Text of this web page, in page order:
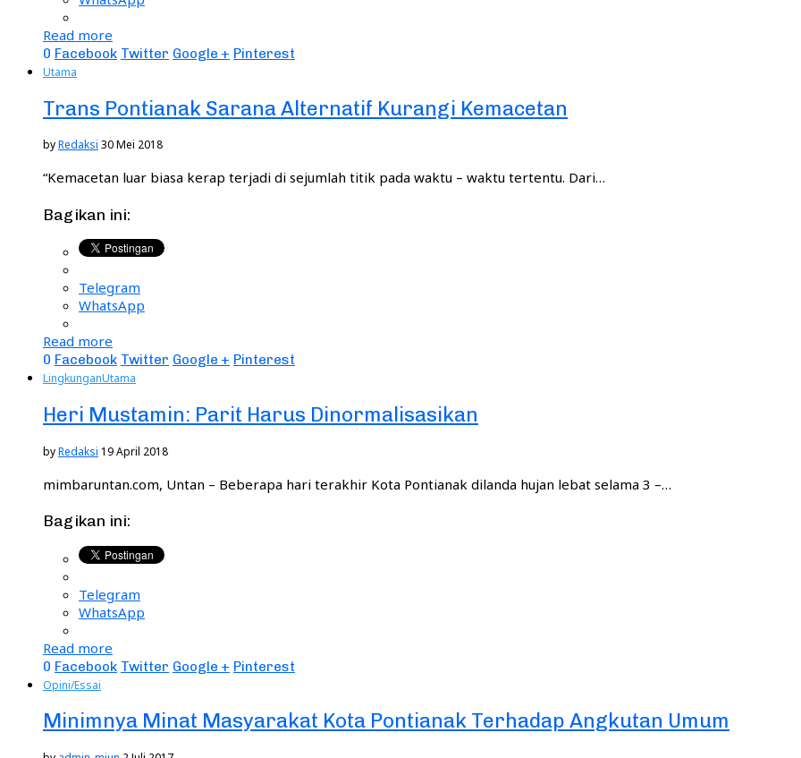
Read more
0 Facebook Twitter Google + Pinterest
Utama
Trans Pontianak Sarana Alternatif Kurangi Kemacetan
byRedaksi 30 Mei 2018
“Kemacetan luar biasa kerap terjadi di sejumlah titik pada waktu – waktu tertentu. Dari…
Bagikan ini:
Telegram
WhatsApp
Read more
0 Facebook Twitter Google + Pinterest
LingkunganUtama
Heri Mustamin: Parit Harus Dinormalisasikan
byRedaksi 19 April 2018
mimbaruntan.com, Untan – Beberapa hari terakhir Kota Pontianak dilanda hujan lebat selama 3 –…
Bagikan ini:
Telegram
WhatsApp
Read more
0 Facebook Twitter Google + Pinterest
Opini/Essai
Minimnya Minat Masyarakat Kota Pontianak Terhadap Angkutan Umum